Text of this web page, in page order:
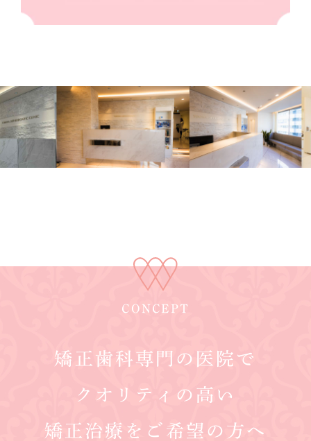
CONCEPT
矯正歯科専門の医院で
クオリティの高い
矯正治療をご希望の方へ